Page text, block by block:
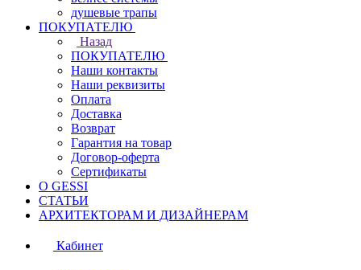
душевые трапы
ПОКУПАТЕЛЮ
Назад
ПОКУПАТЕЛЮ
Наши контакты
Наши реквизиты
Оплата
Доставка
Возврат
Гарантия на товар
Договор-оферта
Сертификаты
О GESSI
СТАТЬИ
АРХИТЕКТОРАМ И ДИЗАЙНЕРАМ
Кабинет